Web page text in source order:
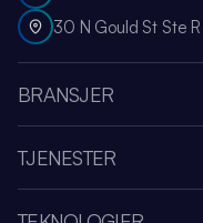
30 N Gould St Ste
BRANSJER
Sportsapp
Medier og
TJENESTER